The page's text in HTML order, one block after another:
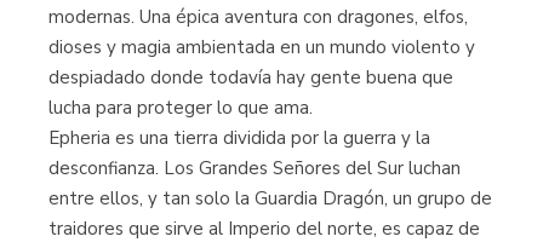
modernas. Una épica aventura con dragones, elfos,
dioses y magia ambientada en un mundo violento y
despiadado donde todavía hay gente buena que
lucha para proteger lo que ama.
Epheria es una tierra dividida por la guerra y la
desconfianza. Los Grandes Señores del Sur luchan
entre ellos, y tan solo la Guardia Dragón, un grupo de
traidores que sirve al Imperio del norte, es capaz de